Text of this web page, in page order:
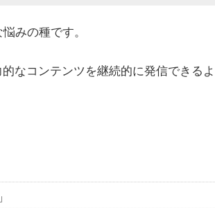
みの種です。
なコンテンツを継続的に発信できるよ